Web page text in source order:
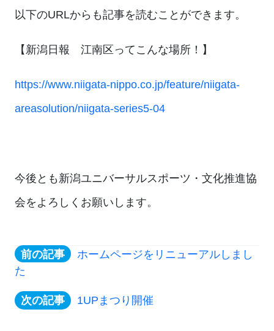
以下のURLからも記事を読むことができます。
【新潟日報 江南区ってこんな場所！】
https://www.niigata-nippo.co.jp/feature/niigata-
areasolution/niigata-series5-04
今後とも新潟ユニバーサルスポーツ・文化推進協
会をよろしくお願いします。
ホームページをリニューアルしまし
た
1UPまつり開催